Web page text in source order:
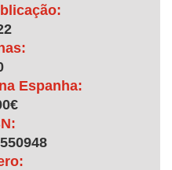
Espanha: